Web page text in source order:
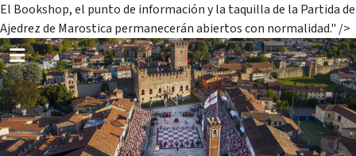
El Bookshop, el punto de información y la taquilla de la Partida de
Ajedrez de Marostica permanecerán abiertos con normalidad." />